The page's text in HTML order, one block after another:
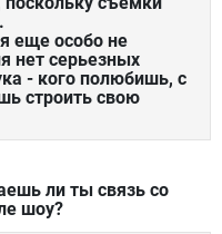
еще особо не
нет серьезных
- кого полюбишь, с
строить свою
ли ты связь со
шоу?